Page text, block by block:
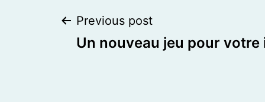
Post
Previous post
Un nouveau jeu pour votre